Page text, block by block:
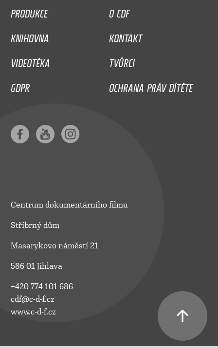
PRODUKCE
O CDF
KNIHOVNA
KONTAKT
VIDEOTÉKA
TVŮRCI
GDPR
OCHRANA PRÁV DÍTĚTE
Centrum dokumentárního filmu
Stříbrný dům
Masarykovo náměstí 21
586 01 Jihlava
+420 774 101 686
cdf@c-d-f.cz
www.c-d-f.cz